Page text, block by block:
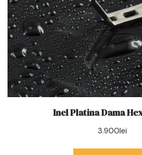
Inel Platina Dama
3.900lei